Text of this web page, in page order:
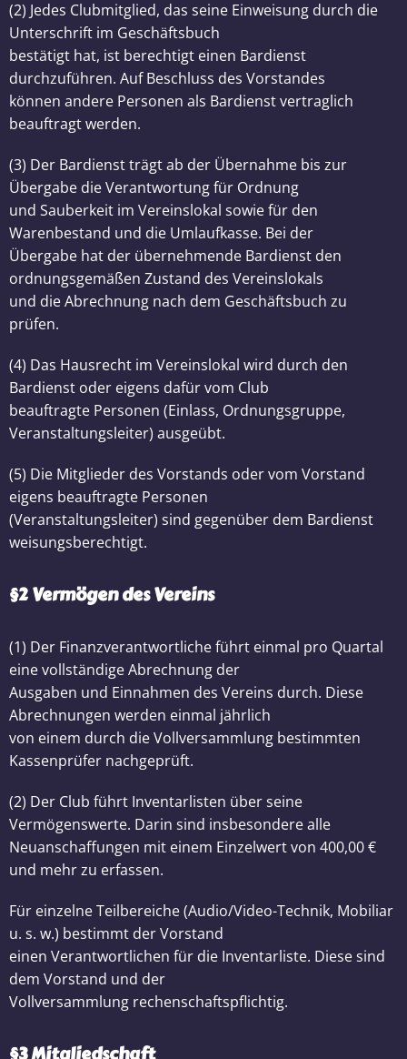
(2) Jedes Clubmitglied, das seine Einweisung durch die
Unterschrift im Geschäftsbuch
bestätigt hat, ist berechtigt einen Bardienst
durchzuführen. Auf Beschluss des Vorstandes
können andere Personen als Bardienst vertraglich
beauftragt werden.
(3) Der Bardienst trägt ab der Übernahme bis zur
Übergabe die Verantwortung für Ordnung
und Sauberkeit im Vereinslokal sowie für den
Warenbestand und die Umlaufkasse. Bei der
Übergabe hat der übernehmende Bardienst den
ordnungsgemäßen Zustand des Vereinslokals
und die Abrechnung nach dem Geschäftsbuch zu
prüfen.
(4) Das Hausrecht im Vereinslokal wird durch den
Bardienst oder eigens dafür vom Club
beauftragte Personen (Einlass, Ordnungsgruppe,
Veranstaltungsleiter) ausgeübt.
(5) Die Mitglieder des Vorstands oder vom Vorstand
eigens beauftragte Personen
(Veranstaltungsleiter) sind gegenüber dem Bardienst
weisungsberechtigt.
§2 Vermögen des Vereins
(1) Der Finanzverantwortliche führt einmal pro Quartal
eine vollständige Abrechnung der
Ausgaben und Einnahmen des Vereins durch. Diese
Abrechnungen werden einmal jährlich
von einem durch die Vollversammlung bestimmten
Kassenprüfer nachgeprüft.
(2) Der Club führt Inventarlisten über seine
Vermögenswerte. Darin sind insbesondere alle
Neuanschaffungen mit einem Einzelwert von 400,00 €
und mehr zu erfassen.
Für einzelne Teilbereiche (Audio/Video-Technik, Mobiliar
u. s. w.) bestimmt der Vorstand
einen Verantwortlichen für die Inventarliste. Diese sind
dem Vorstand und der
Vollversammlung rechenschaftspflichtig.